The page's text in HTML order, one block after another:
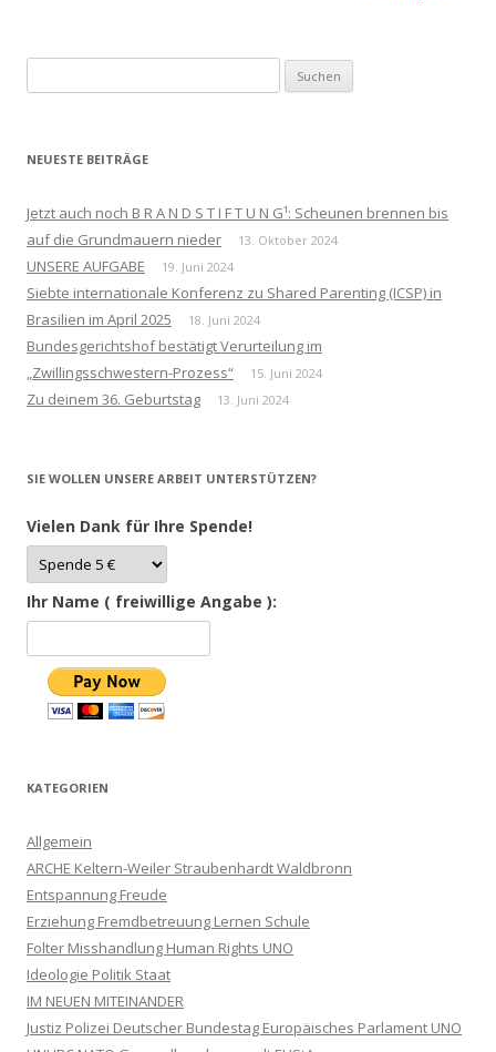
nach:
NEUESTE BEITRÄGE
Jetzt auch noch B R A N D S T I F T U N G¹: Scheunen brennen bis
auf die Grundmauern nieder
13. Oktober 2024
UNSERE AUFGABE 19. Juni 2024
Siebte internationale Konferenz zu Shared Parenting (ICSP) in
Brasilien im April 2025
18. Juni 2024
Bundesgerichtshof bestätigt Verurteilung im
„Zwillingsschwestern-Prozess“
15. Juni 2024
Zu deinem 36. Geburtstag 13. Juni 2024
SIE WOLLEN UNSERE ARBEIT UNTERSTÜTZEN?
Vielen Dank für Ihre Spende!
Ihr Name ( freiwillige Angabe ):
KATEGORIEN
Allgemein
ARCHE Keltern-Weiler Straubenhardt Waldbronn
Entspannung Freude
Erziehung Fremdbetreuung Lernen Schule
Folter Misshandlung Human Rights UNO
Ideologie Politik Staat
IM NEUEN MITEINANDER
Justiz Polizei Deutscher Bundestag Europäisches Parlament UNO